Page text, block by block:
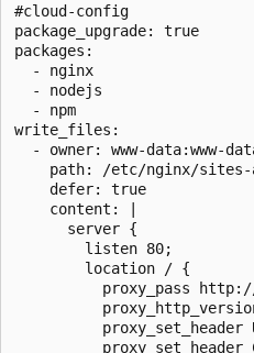
#cloud-config
package_upgrade: true
packages:
  - nginx
  - nodejs
  - npm
write_files:
- owner: www-data:www-
path: /etc/nginx/
    defer: true
    content: |
      server {
        listen 80;
        location / {
proxy_pass
proxy_set_header
proxy_set_header